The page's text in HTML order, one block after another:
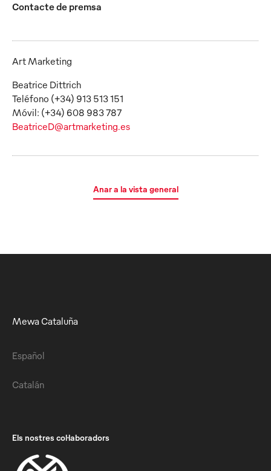
Contacte de premsa
Art Marketing
Beatrice Dittrich
Teléfono (+34) 913 513 151
BeatriceD@artmarketing.es
Anar a la vista general
Mewa Cataluña
Español
Catalán
Els nostres col·laboradors